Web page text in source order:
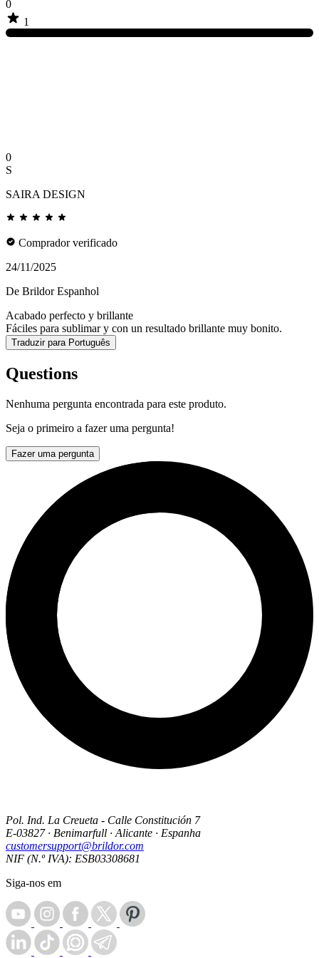
0
1
0
S
SAIRA DESIGN
Comprador verificado
24/11/2025
De Brildor Espanhol
Acabado perfecto y brillante
Fáciles para sublimar y con un resultado brillante muy bonito.
Traduzir para Português
Questions
Nenhuma pergunta encontrada para este produto.
Seja o primeiro a fazer uma pergunta!
Fazer uma pergunta
Pol. Ind. La Creueta - Calle Constitución 7
E-03827 · Benimarfull · Alicante · Espanha
customersupport@brildor.com
NIF (N.º IVA): ESB03308681
Siga-nos em